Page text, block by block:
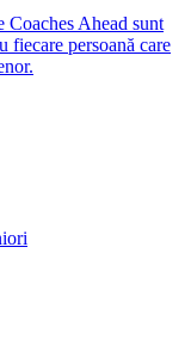
Coaches Ahead sunt
fiecare persoană care